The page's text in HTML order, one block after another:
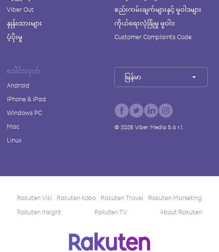
Viber Out
နှုန်းထားများ
ပံ့ပိုးမှု
စည်းကမ်းချက်များနှင့် မူဝါဒများ
ကိုယ်ရေးလုံခြုံမှု မူဝါဒ
Customer Complaints Code
ဒေါင်းလုတ်
Android
iPhone & iPad
Windows PC
Mac
Linux
မြန်မာ
© 2026Viber Media S.à r.l.
Rakuten Viki Rakuten Kobo Rakuten Travel
Rakuten Marketing
Rakuten Insight
Rakuten TV About Rakuten